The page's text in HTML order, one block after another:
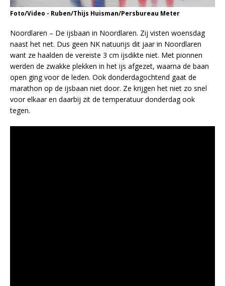
Foto/Video - Ruben/Thijs Huisman/Persbureau Meter
Noordlaren – De ijsbaan in Noordlaren. Zij visten woensdag
naast het net. Dus geen NK natuurijs dit jaar in Noordlaren
want ze haalden de vereiste 3 cm ijsdikte niet. Met pionnen
werden de zwakke plekken in het ijs afgezet, waarna de baan
open ging voor de leden. Ook donderdagochtend gaat de
marathon op de ijsbaan niet door. Ze krijgen het niet zo snel
voor elkaar en daarbij zit de temperatuur donderdag ook
tegen.